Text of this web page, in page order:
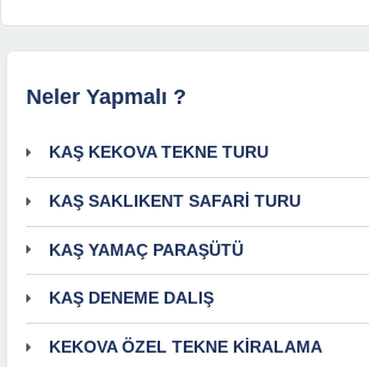
Neler Yapmalı ?
KAŞ KEKOVA TEKNE TURU
KAŞ SAKLIKENT SAFARİ TURU
KAŞ YAMAÇ PARAŞÜTÜ
KAŞ DENEME DALIŞ
KEKOVA ÖZEL TEKNE KİRALAMA